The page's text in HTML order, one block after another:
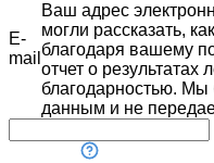
E-
mail
Ваш адрес
могли рассказать,
благодаря вашему
отчет о результатах
благодарностью.
данным и не